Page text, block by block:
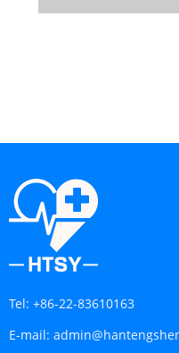
Tel: +86-22-83610163
E-mail: